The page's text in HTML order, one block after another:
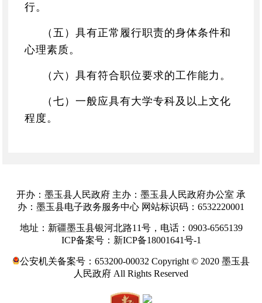
行。
（五）具有正常履行职责的身体条件和
心理素质。
（六）具有符合职位要求的工作能力。
（七）一般应具有大学专科及以上文化
程度。
报考行政机关中行政处罚决定审核、行
政复议、行政裁决、法律顾问等职位的，
应当取得法律职业资格。
驻疆部队现役军人、在新疆县乡工作的
开办：墨玉县人民政府 主办：墨玉县人民政府办公室 承
办：墨玉县电子政务服务中心 网站标识码：6532220001
地址：新疆墨玉县银河北路11号，电话：0903-6565139
ICP备案号：新ICP备18001641号-1
公安机关备案号：653200-00032 Copyright © 2020 墨玉县
人民政府 All Rights Reserved